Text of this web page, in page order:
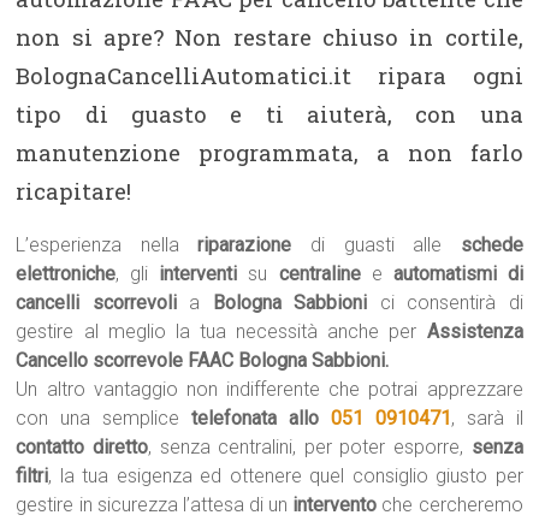
non si apre? Non restare chiuso in cortile,
BolognaCancelliAutomatici.it ripara ogni
tipo di guasto e ti aiuterà, con una
manutenzione programmata, a non farlo
ricapitare!
L’esperienza nellariparazione di guasti alle schede
elettroniche, gli interventi su centralinee automatismi di
cancelli scorrevolia Bologna Sabbioni ci consentirà di
gestire al meglio la tua necessità anche per Assistenza
Cancello scorrevole FAAC Bologna Sabbioni.
Un altro vantaggio non indifferente che potrai apprezzare
con una semplicetelefonata allo 051 0910471, sarà il
contatto diretto, senza centralini, per poter esporre, senza
filtri, la tua esigenza ed ottenere quel consiglio giusto per
gestire in sicurezza l’attesa di un intervento che cercheremo